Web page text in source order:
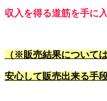
収入を得る道筋を手に
（※販売結果について
安心して販売出来る手